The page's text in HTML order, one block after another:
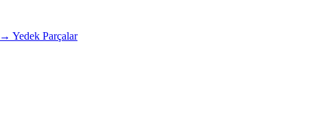
→ Yedek Parçalar